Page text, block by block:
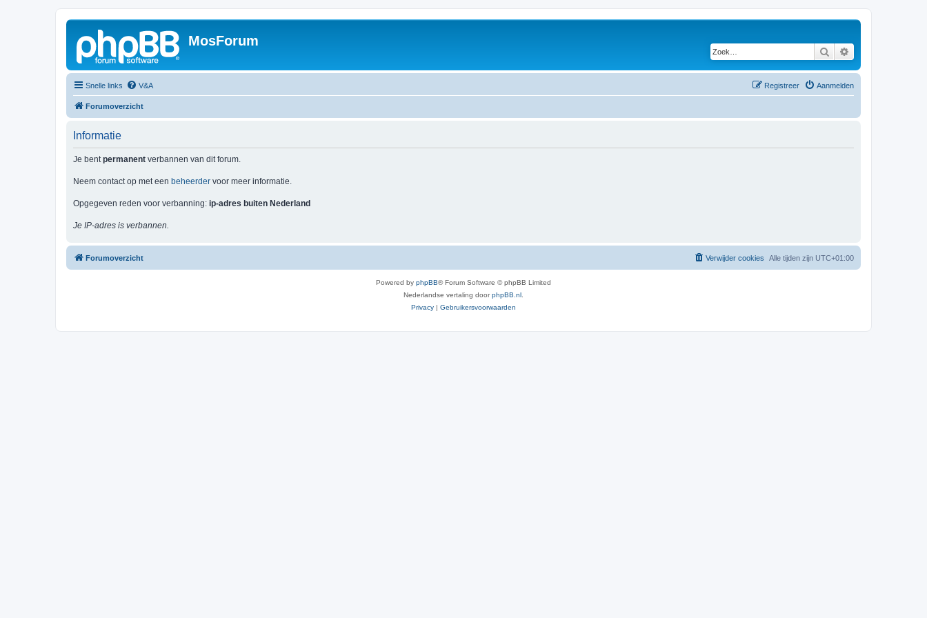
MosForum
Zoek
Snelle links V&A Aanmelden
Registreer
Forumoverzicht
Informatie
Je bentpermanent verbannen van dit forum.
Neem contact op met een beheerder voor meer informatie.
Opgegeven reden voor verbanning: ip-adres buiten Nederland
Je IP-adres is verbannen.
Forumoverzicht Alle tijden zijn UTC+01:00
Verwijder cookies
Powered by phpBB® Forum Software © phpBB Limited
Nederlandse vertaling doorphpBB.nl
Privacy | Gebruikersvoorwaarden